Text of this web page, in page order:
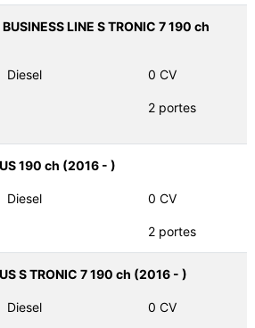
LINE S TRONIC 7 190 ch
Diesel 0 CV
2 portes
190 ch (2016 - )
Diesel 0 CV
2 portes
S TRONIC 7 190 ch (2016 - )
Diesel 0 CV